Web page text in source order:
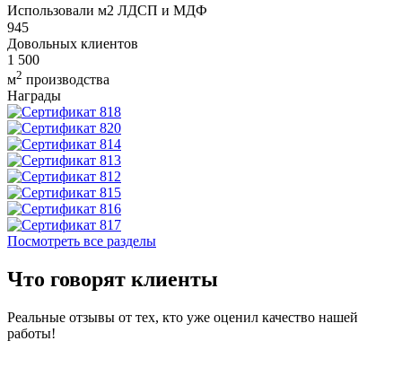
Использовали м2 ЛДСП и МДФ
945
Довольных клиентов
1 500
м2 производства
Награды
Посмотреть все разделы
Что говорят клиенты
Реальные отзывы от тех, кто уже оценил качество нашей
работы!